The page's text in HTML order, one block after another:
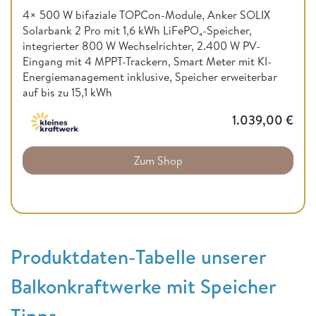
4× 500 W bifaziale TOPCon-Module, Anker SOLIX
Solarbank 2 Pro mit 1,6 kWh LiFePO₄-Speicher,
integrierter 800 W Wechselrichter, 2.400 W PV-
Eingang mit 4 MPPT-Trackern, Smart Meter mit KI-
Energiemanagement inklusive, Speicher erweiterbar
auf bis zu 15,1 kWh
1.039,00 €
Zum Shop
Produktdaten-Tabelle unserer
Balkonkraftwerke mit Speicher